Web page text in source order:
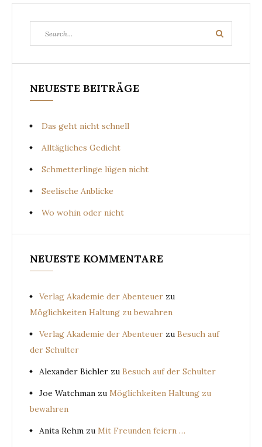
for:
Search
NEUESTE BEITRÄGE
Das geht nicht schnell
Alltägliches Gedicht
Schmetterlinge lügen nicht
Seelische Anblicke
Wo wohin oder nicht
NEUESTE KOMMENTARE
Verlag Akademie der Abenteuer zu
Möglichkeiten Haltung zu bewahren
Verlag Akademie der Abenteuer zu Besuch auf
der Schulter
Alexander Bichler zu Besuch auf der Schulter
Joe Watchman zu Möglichkeiten Haltung zu
bewahren
Anita Rehm zu Mit Freunden feiern …